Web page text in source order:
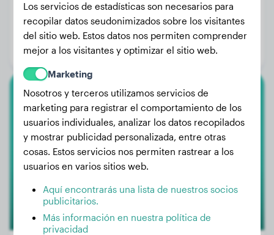
8 kg
Edad:
1 año, 5 meses
Género:
Perro macho
Cane Corso
Shena
Los servicios de estadísticas son necesarios para
recopilar datos seudonimizados sobre los visitantes
del sitio web. Estos datos nos permiten comprender
mejor a los visitantes y optimizar el sitio web.
Marketing
Nosotros y terceros utilizamos servicios de
marketing para registrar el comportamiento de los
usuarios individuales, analizar los datos recopilados
y mostrar publicidad personalizada, entre otras
cosas. Estos servicios nos permiten rastrear a los
usuarios en varios sitios web.
Aquí encontrarás una lista de nuestros socios
publicitarios.
Más información en nuestra política de
privacidad